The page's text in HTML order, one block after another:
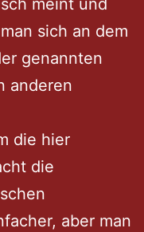
meint und
sich an dem
genannten
anderen
die hier
die
aber man